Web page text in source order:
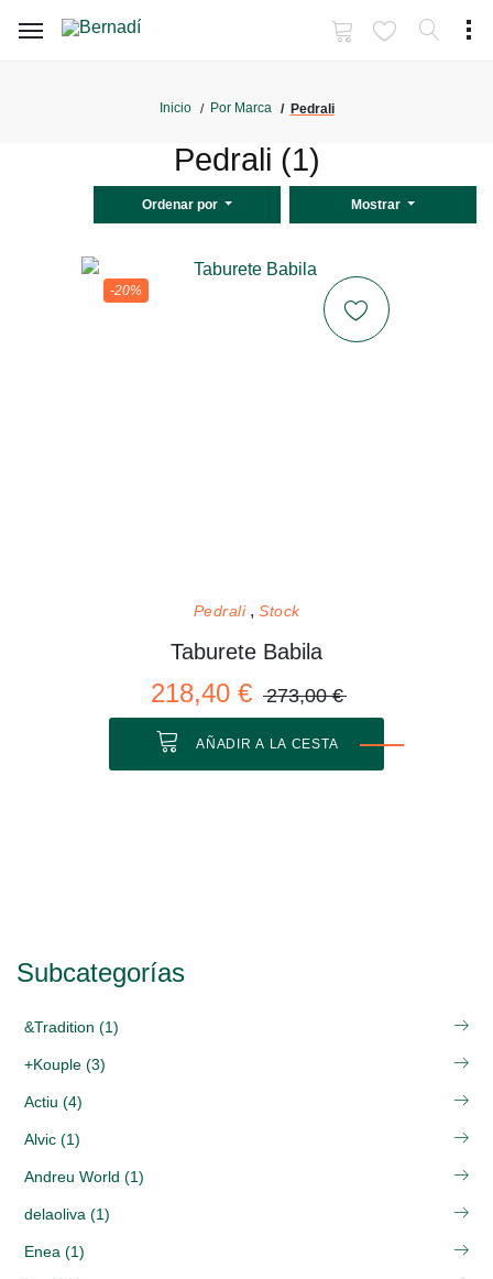
Inicio Por Marca Pedrali
Pedrali (1)
Ordenar por Mostrar
-20%
Pedrali Stock
Taburete Babila
218,40 € 273,00 €
AÑADIR A LA CESTA
Subcategorías
&Tradition (1)
+Kouple (3)
Actiu (4)
Alvic (1)
Andreu World (1)
delaoliva (1)
Enea (1)